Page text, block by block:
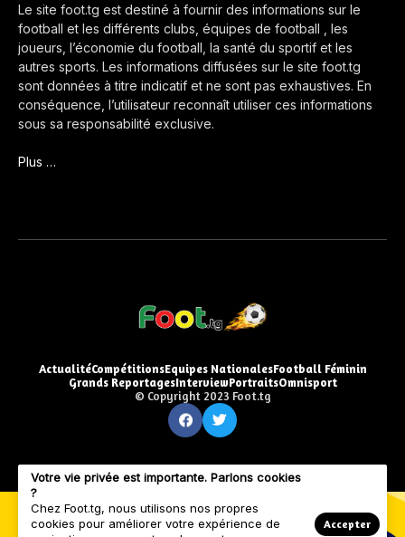
Le site foot.tg est destiné à fournir des informations sur le
football et les différents clubs, équipes de football , les
joueurs, l’économie du football, la santé du sportif et les
autres sports. Les informations diffusées sur le site foot.tg
sont données à titre indicatif et ne sont pas exhaustives. En
conséquence, l’utilisateur reconnaît utiliser ces informations
sous sa responsabilité exclusive.
Plus …
ActualitéCompétitionsEquipes NationalesFootball Féminin
Grands ReportagesInterviewPortraitsOmnisport
© Copyright 2023 Foot.tg
Votre vie privée est importante. Parlons cookies
?
Chez Foot.tg, nous utilisons nos propres
cookies pour améliorer votre expérience de
Accepter